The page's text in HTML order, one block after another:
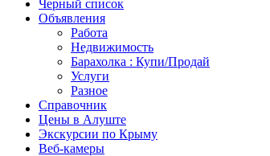
Черный список
Объявления
Работа
Недвижимость
Барахолка : Купи/Продай
Услуги
Разное
Справочник
Цены в Алуште
Экскурсии по Крыму
Веб-камеры